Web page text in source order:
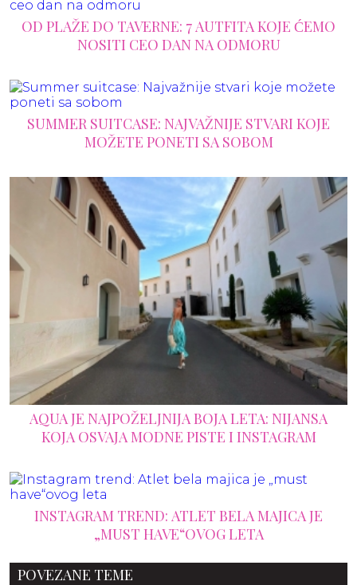
OD PLAŽE DO TAVERNE: 7 AUTFITA KOJE ĆEMO
NOSITI CEO DAN NA ODMORU
SUMMER SUITCASE: NAJVAŽNIJE STVARI KOJE
MOŽETE PONETI SA SOBOM
AQUA JE NAJPOŽELJNIJA BOJA LETA: NIJANSA
KOJA OSVAJA MODNE PISTE I INSTAGRAM
INSTAGRAM TREND: ATLET BELA MAJICA JE
„MUST HAVE“OVOG LETA
POVEZANE TEME